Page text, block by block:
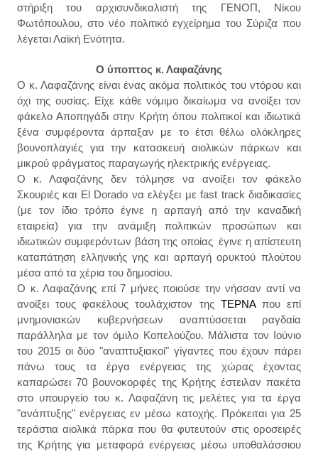
στήριξη του αρχισυνδικαλιστή της ΓΕΝΟΠ, Νίκου
Φωτόπουλου, στο νέο πολιτικό εγχείρημα του Σύριζα που
λέγεται Λαϊκή Ενότητα.
Ο ύποπτος κ. Λαφαζάνης
Ο κ. Λαφαζάνης είναι ένας ακόμα πολιτικός του ντόρου και
όχι της ουσίας. Είχε κάθε νόμιμο δικαίωμα να ανοίξει τον
φάκελο Αποπηγάδι στην Κρήτη όπου πολιτικοί και ιδιωτικά
ξένα συμφέροντα άρπαξαν με το έτσι θέλω ολόκληρες
βουνοπλαγιές για την κατασκευή αιολικών πάρκων και
μικρού φράγματος παραγωγής ηλεκτρικής ενέργειας.
Ο κ. Λαφαζάνης δεν τόλμησε να ανοίξει τον φάκελο
Σκουριές και El Dorado να ελέγξει με fast track διαδικασίες
(με τον ίδιο τρόπο έγινε η αρπαγή από την καναδική
εταιρεία) για την ανάμιξη πολιτικών προσώπων και
ιδιωτικών συμφερόντων βάση της οποίας έγινε η απίστευτη
καταπάτηση ελληνικής γης και αρπαγή ορυκτού πλούτου
μέσα από τα χέρια του δημοσίου.
Ο κ. Λαφαζάνης επί 7 μήνες ποιούσε την νήσσαν αντί να
ανοίξει τους φακέλους τουλάχιστον της ΤΕΡΝΑπου επί
μνημονιακών κυβερνήσεων αναπτύσσεται ραγδαία
παράλληλα με τον όμιλο Κοπελούζου. Μάλιστα τον Ιούνιο
του 2015 οι δύο "αναπτυξιακοί" γίγαντες που έχουν πάρει
πάνω τους τα έργα ενέργειας της χώρας έχοντας
καπαρώσει 70 βουνοκορφές της Κρήτης έστειλαν πακέτα
στο υπουργείο του κ. Λαφαζάνη τις μελέτες για τα έργα
"ανάπτυξης" ενέργειας εν μέσω κατοχής. Πρόκειται για 25
τεράστια αιολικά πάρκα που θα φυτευτούν στις οροσειρές
της Κρήτης για μεταφορά ενέργειας μέσω υποθαλάσσιου